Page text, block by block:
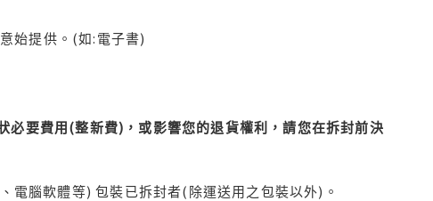
始提供。(如:電子書)
要費用(整新費)，或影響您的退貨權利，請您在拆封前決
電腦軟體等) 包裝已拆封者(除運送用之包裝以外)。